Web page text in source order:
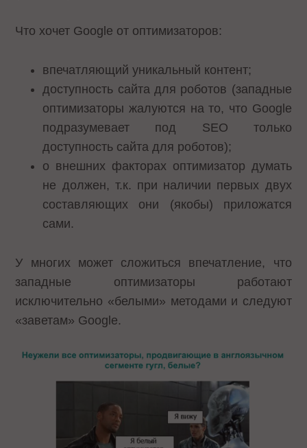
Что хочет Google от оптимизаторов:
впечатляющий уникальный контент;
доступность сайта для роботов (западные
оптимизаторы жалуются на то, что Google
подразумевает под SEO только
доступность сайта для роботов);
о внешних факторах оптимизатор думать
не должен, т.к. при наличии первых двух
составляющих они (якобы) приложатся
сами.
У многих может сложиться впечатление, что
западные оптимизаторы работают
исключительно «белыми» методами и следуют
«заветам» Google.